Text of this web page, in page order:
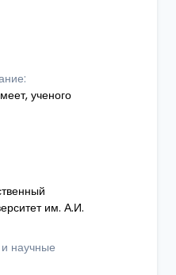
ученого
им. А.И.
научные